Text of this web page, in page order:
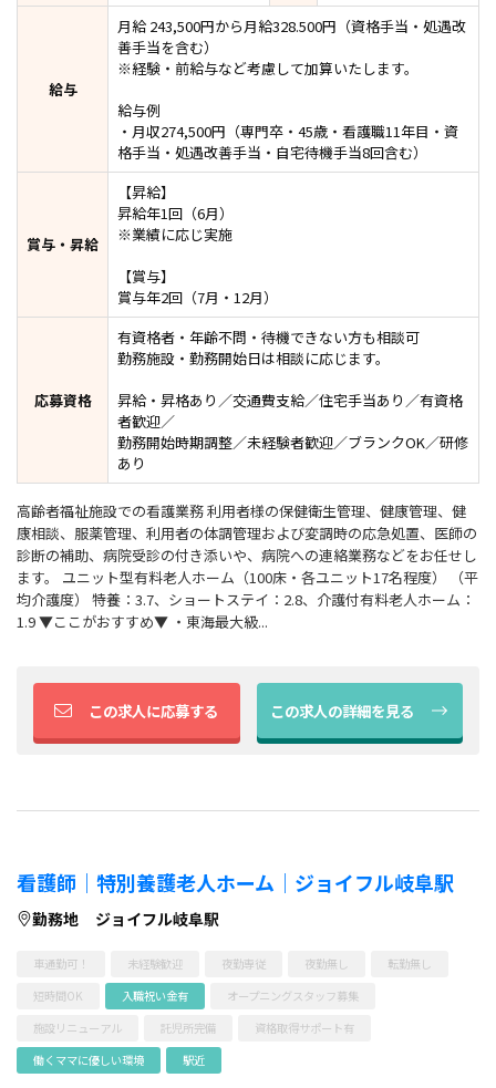
給与
月給 243,500円から月給328.500円（資格手当・処遇改
善手当を含む）
※経験・前給与など考慮して加算いたします。
給与例
・月収274,500円（専門卒・45歳・看護職11年目・資
格手当・処遇改善手当・自宅待機手当8回含む）
賞与・昇給
【昇給】
昇給年1回（6月）
※業績に応じ実施
【賞与】
賞与年2回（7月・12月）
応募資格
有資格者・年齢不問・待機できない方も相談可
勤務施設・勤務開始日は相談に応じます。
昇給・昇格あり／交通費支給／住宅手当あり／有資格
者歓迎／
勤務開始時期調整／未経験者歓迎／ブランクOK／研修
あり
高齢者福祉施設での看護業務 利用者様の保健衛生管理、健康管理、健
康相談、服薬管理、利用者の体調管理および変調時の応急処置、医師の
診断の補助、病院受診の付き添いや、病院への連絡業務などをお任せし
ます。 ユニット型有料老人ホーム（100床・各ユニット17名程度） （平
均介護度） 特養：3.7、ショートステイ：2.8、介護付有料老人ホーム：
1.9 ▼ここがおすすめ▼ ・東海最大級...
この求人に応募する この求人の詳細を見る
看護師｜特別養護老人ホーム｜ジョイフル岐阜駅
勤務地 ジョイフル岐阜駅
車通勤可！ 未経験歓迎 夜勤専従 夜勤無し
転勤無し
短時間OK
入職祝い金有
オープニングスタッフ募集
施設リニューアル
託児所完備
資格取得サポート有
働くママに優しい環境
駅近